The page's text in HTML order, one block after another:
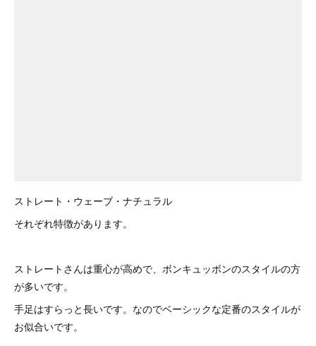
ストレート・ウェーブ・ナチュラル
それぞれ特徴があります。
ストレートさんは重心が高めで、ボンキュッボンのスタイルの方
が多いです。
手足はすらっと長いです。なのでベーシックな定番のスタイルが
お似合いです。